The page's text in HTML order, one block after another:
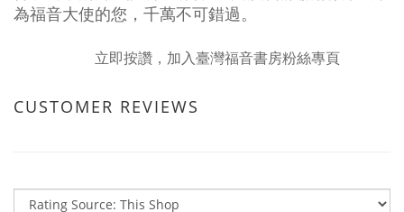
為福音大使的您，千萬不可錯過。
立即按讚，加入臺灣福音書房粉絲專頁
CUSTOMER REVIEWS